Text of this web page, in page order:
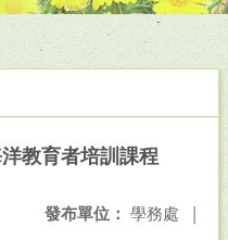
教育者培訓課程
發布單位： 學務處 |